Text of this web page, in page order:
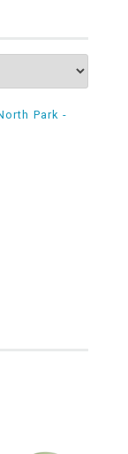
Park -